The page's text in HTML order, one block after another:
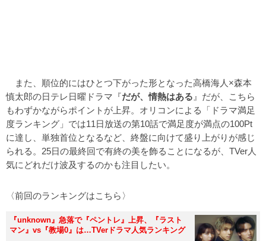
また、順位的にはひとつ下がった形となった高橋海人×森本
慎太郎の日テレ日曜ドラマ『だが、情熱はある 』だが、こちら
もわずかながらポイントが上昇。オリコンによる「ドラマ満足
度ランキング」では11日放送の第10話で満足度が満点の100Pt
に達し、単独首位となるなど、終盤に向けて盛り上がりが感じ
られる。25日の最終回で有終の美を飾ることになるが、TVer人
気にどれだけ波及するのかも注目したい。
〈前回のランキングはこちら〉
『unknown』急落で『ペントレ』上昇、『ラスト
マン』vs『教場0』は…TVerドラマ人気ランキング